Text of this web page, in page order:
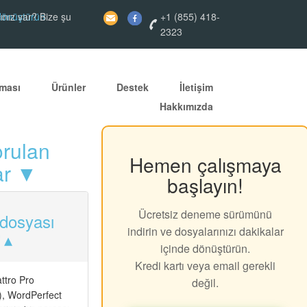
var? Bize şu
+1 (855) 418-
2323
Ürünler Destek
İletişim
Hakkımızda
▼
Pro
WordPerfect
Hemen çalışmaya
başlayın!
Ücretsiz deneme sürümünü
indirin ve dosyalarınızı dakikalar
içinde dönüştürün.
Kredi kartı veya email gerekli
değil.